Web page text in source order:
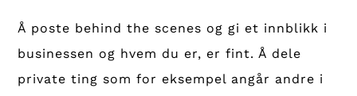
Å poste behind the scenes og gi et innblikk i
businessen og hvem du er, er fint. Å dele
private ting som for eksempel angår andre i